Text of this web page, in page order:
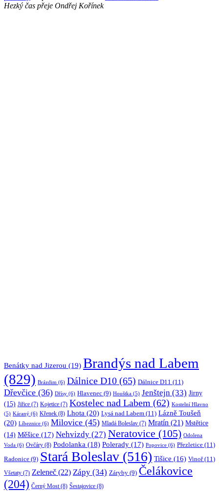
Hezký čas přeje Ondřej Kořínek
Benátky nad Jizerou (19) Brandýs nad Labem
(829) Brázdim (6) Dálnice D10 (65) Dálnice D11 (11)
Dřevčice (36) Dřísy (6) Hlavenec (9) Houštka (5) Jenštejn (33) Jirny
(15) Jiřice (7) Kojetice (7) Kostelec nad Labem (62) Kostelní Hlavno
(5) Káraný (6) Křenek (8) Lhota (20) Lysá nad Labem (11) Lázně Toušeň
(20) Líbeznice (6) Milovice (45) Mladá Boleslav (7) Mratín (21) Mstětice
(14) Měšice (17) Nehvizdy (27) Neratovice (105) Odolena
Voda (6) Ovčáry (8) Podolanka (18) Polerady (17) Popovice (6) Přezletice (11)
Radonice (9) Stará Boleslav (516) Tišice (16) Vinoř(11)
Všetaty (7) Zeleneč (22) Zápy (34) Záryby (9) Čelákovice
(204) Černý Most (8) Šestajovice (8)